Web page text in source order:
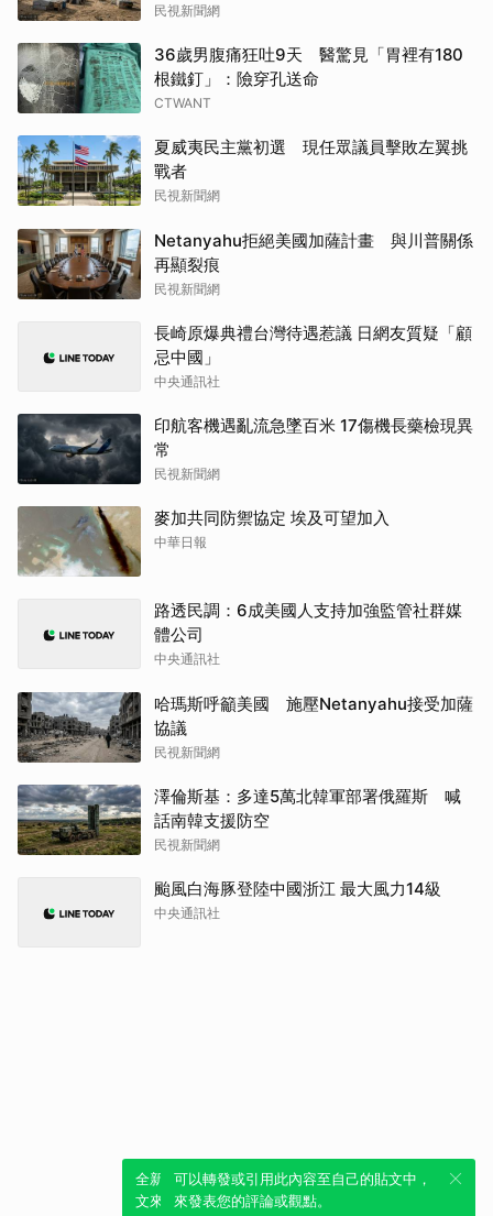
民視新聞網
36歲男腹痛狂吐9天 醫驚見「胃裡有180
根鐵釘」：險穿孔送命
CTWANT
夏威夷民主黨初選 現任眾議員擊敗左翼挑
戰者
民視新聞網
Netanyahu拒絕美國加薩計畫 與川普關係
再顯裂痕
民視新聞網
長崎原爆典禮台灣待遇惹議 日網友質疑「顧
忌中國」
中央通訊社
印航客機遇亂流急墜百米 17傷機長藥檢現異
常
民視新聞網
麥加共同防禦協定 埃及可望加入
中華日報
路透民調：6成美國人支持加強監管社群媒
體公司
中央通訊社
哈瑪斯呼籲美國 施壓Netanyahu接受加薩
協議
民視新聞網
澤倫斯基：多達5萬北韓軍部署俄羅斯 喊
話南韓支援防空
民視新聞網
颱風白海豚登陸中國浙江 最大風力14級
中央通訊社
全新體驗！一鍵引用此內容，透過發布貼
文來輕鬆表達個人立場。
可以轉發或引用此內容至自己的貼文中，
來發表您的評論或觀點。